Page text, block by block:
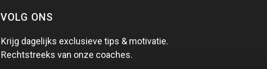
VOLG ONS
Krijg dagelijks exclusieve tips & motivatie.
Rechtstreeks van onze coaches.